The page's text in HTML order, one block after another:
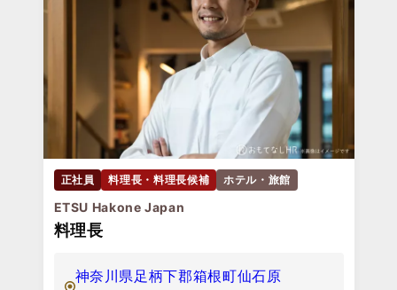
正社員 料理長・料理長候補 ホテル・旅館
ETSU Hakone Japan
料理長
神奈川県足柄下郡箱根町仙石原